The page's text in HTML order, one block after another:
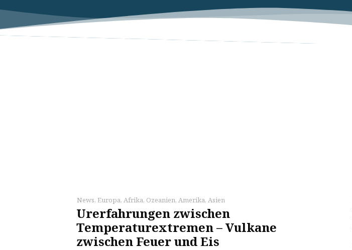
News, Europa, Afrika, Ozeanien, Amerika, Asien
Urerfahrungen zwischen
Temperaturextremen – Vulkane
zwischen Feuer und Eis